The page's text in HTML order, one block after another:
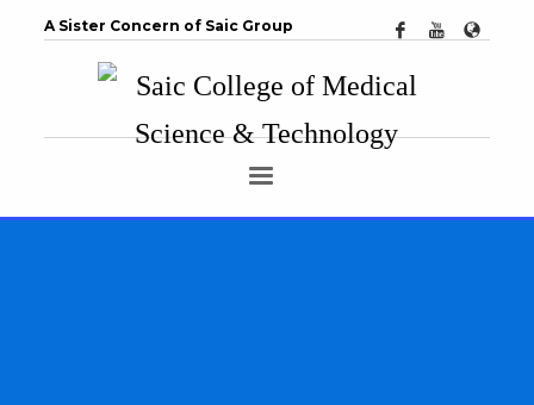
A Sister Concern of Saic Group